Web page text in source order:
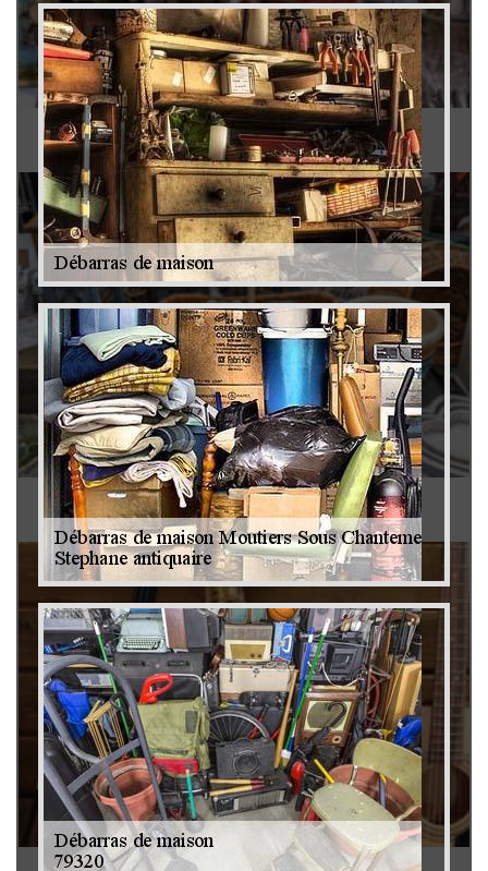
Antiquaire 79
Brocanteur 79